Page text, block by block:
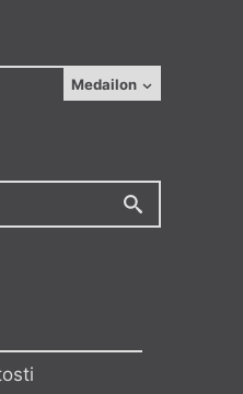
Medailon